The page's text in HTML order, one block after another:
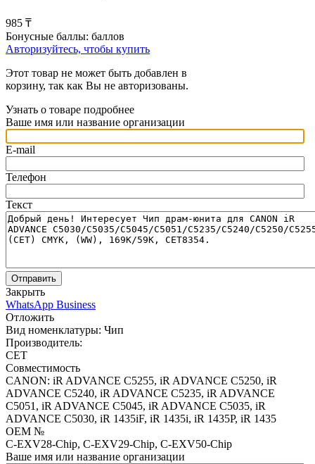
‍985‍ ₸
Бонусные баллы: баллов
Авторизуйтесь, чтобы купить
Этот товар не может быть добавлен в
корзину, так как Вы не авторизованы.
Узнать о товаре подробнее
Ваше имя или название организации
E-mail
Телефон
Текст
Отправить
Закрыть
WhatsApp Business
Отложить
Вид номенклатуры: Чип
Производитель:
CET
Совместимость
CANON: iR ADVANCE C5255, iR ADVANCE C5250, iR
ADVANCE C5240, iR ADVANCE C5235, iR ADVANCE
C5051, iR ADVANCE C5045, iR ADVANCE C5035, iR
ADVANCE C5030, iR 1435iF, iR 1435i, iR 1435P, iR 1435
OEM №
C-EXV28-Chip, C-EXV29-Chip, C-EXV50-Chip
Ваше имя или название организации